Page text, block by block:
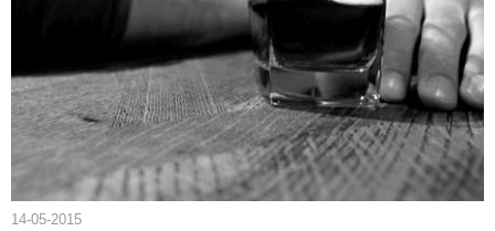
14-05-2015